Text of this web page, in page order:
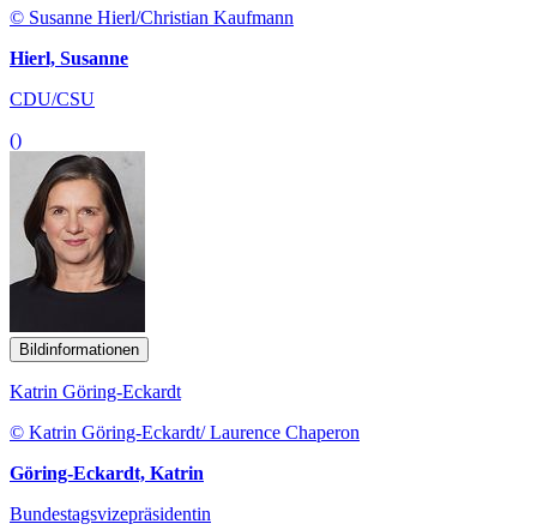
© Susanne Hierl/Christian Kaufmann
Hierl, Susanne
CDU/CSU
()
Bildinformationen
Katrin Göring-Eckardt
© Katrin Göring-Eckardt/ Laurence Chaperon
Göring-Eckardt, Katrin
Bundestagsvizepräsidentin